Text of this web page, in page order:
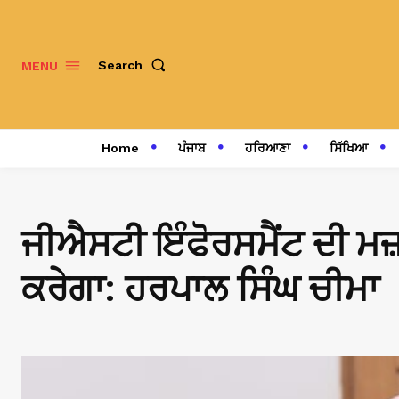
MENU Search
Home ਪੰਜਾਬ ਹਰਿਆਣਾ ਸਿੱਖਿਆ
ਜੀਐਸਟੀ ਇੰਫੋਰਸਮੈਂਟ ਦੀ
ਕਰੇਗਾ: ਹਰਪਾਲ ਸਿੰਘ ਚੀਮਾ